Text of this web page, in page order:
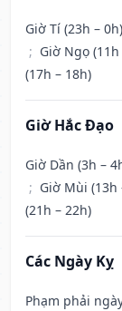
Giờ Tí (23h – 0h)
; Giờ Ngọ (11h
(17h – 18h)
Giờ Hắc Đạo
Giờ Dần (3h –
; Giờ Mùi (13h
(21h – 22h)
Các Ngày Kỵ
Phạm phải